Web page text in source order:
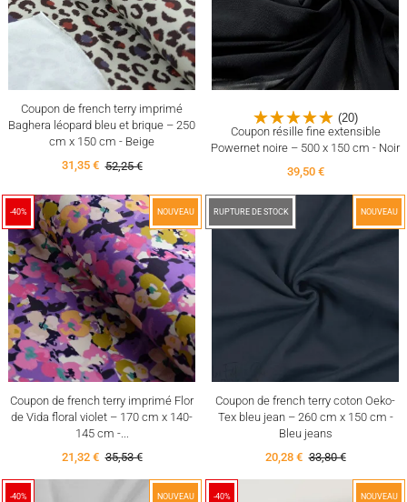
Coupon de french terry imprimé
Baghera léopard bleu et brique – 250
cm x 150 cm - Beige
31,35 € 52,25 €
(20)
Coupon résille fine extensible
Powernet noire – 500 x 150 cm - Noir
39,50 €
-40% NOUVEAU
Coupon de french terry imprimé Flor
de Vida floral violet – 170 cm x 140-
145 cm -...
21,32 € 35,53 €
-40% NOUVEAU
RUPTURE DE STOCK
Coupon de french terry coton Oeko-
Tex bleu jean – 260 cm x 150 cm -
Bleu jeans
20,28 € 33,80 €
-40% NOUVEAU -40% NOUVEAU